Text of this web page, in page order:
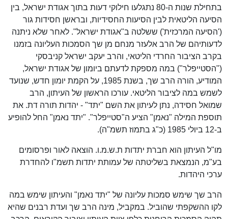
בתחילת שנות ה-80 נתגלעו חילוקי דעות בתוך אגודת ישראל, בין
הסיעה הליטאית לבין הסיעות החסידיות, ובראשן חסידות גור
('הסיעה המרכזית') ששלטה ב"אגודת ישראל". לאחר שלא ניתנה
לדעותיהם של הרב אלעזר מנחם מן שך הסמכות העליונה בזמנו
בקרב הציבור החרדי הליטאי, והרב יעקב ישראל קניבסקי
("הסטייפלר") במה מספקת לדעתם ביומון של אגודת ישראל,
המודיע, הורה הרב שך, בשנת 1985, על הקמת יומון חדש, שנועד
לשמש במה לציבור הליטאי. עורכו הראשון של העיתון, הרב
שמואל חסידה, נתן לעיתון את השם "יתד" - יהדות תורה דת. את
תוספת המילה "נאמן" הציע ה"סטייפלר". "יתד נאמן" החל להופיע
ב-12 ביולי 1985 (כ"ג בתמוז תשמ"ה).
מו"ל העיתון הוא חברת יתדות ת.ש.מ.ו. הוצאה לאור ופרסומים
בע"מ, הנמצאת בשליטתה של עמותת יתדות תשמ"ו להחדרת
ערכי היהדות.
הרב שך שימש סמכות עליונה של "יתד נאמן" והעיתון שימש במה
לקו ההשקפתי שהוביל. במקביל, מינה הרב שך ועדת רבנים שהיא